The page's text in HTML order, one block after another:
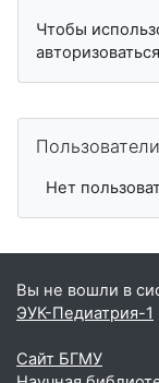
Чтобы
авторизоваться
Нет
Вы не вошли в
ЭУК-Педиатрия-1
Сайт БГМУ